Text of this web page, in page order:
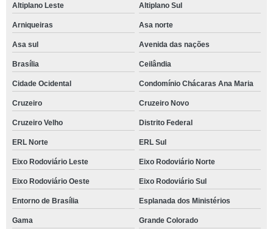
Altiplano Leste Altiplano Sul
Arniqueiras Asa norte
Asa sul Avenida das nações
Brasília Ceilândia
Cidade Ocidental Condomínio Chácaras Ana Maria
Cruzeiro Cruzeiro Novo
Cruzeiro Velho Distrito Federal
ERL Norte ERL Sul
Eixo Rodoviário Leste Eixo Rodoviário Norte
Eixo Rodoviário Oeste Eixo Rodoviário Sul
Entorno de Brasília Esplanada dos Ministérios
Gama Grande Colorado